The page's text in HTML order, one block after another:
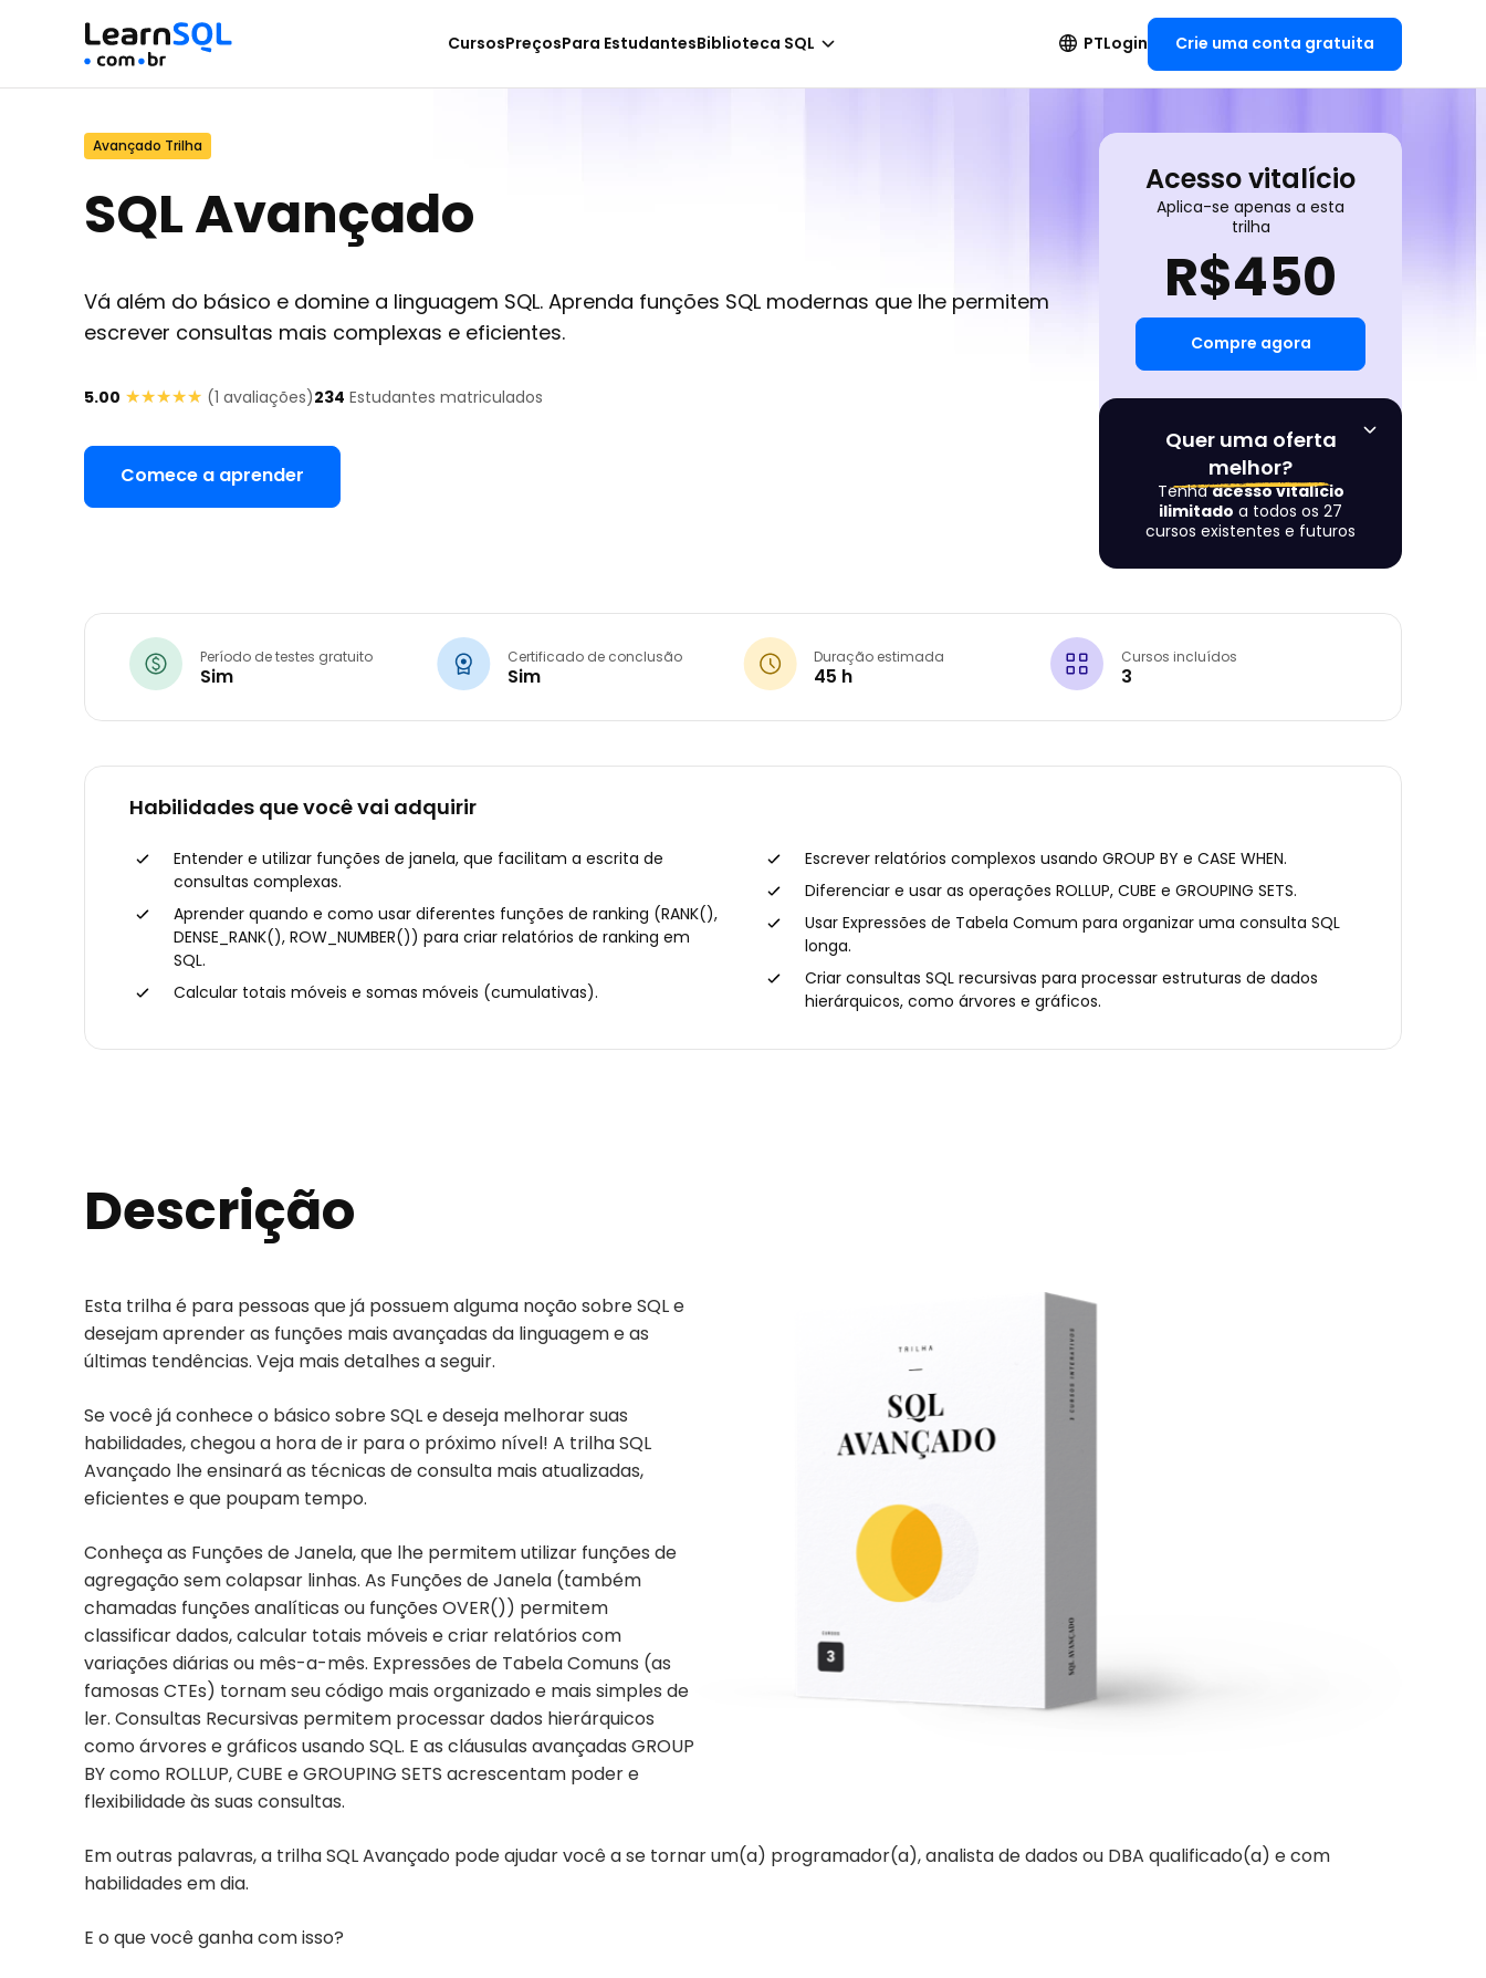
-Apenas NaN horas!
CursosPreçosPara EstudantesBiblioteca SQL PTLogin Crie uma conta gratuita
Avançado Trilha
SQL Avançado
Vá além do básico e domine a linguagem SQL. Aprenda funções SQL modernas que lhe permitem
escrever consultas mais complexas e eficientes.
5.00 ★★★★★
★★★★★ (1 avaliações)234 Estudantes matriculados
Comece a aprender
Acesso vitalício
Aplica-se apenas a esta
trilha
R$450
Compre agora
Quer uma oferta
melhor?
Tenhaacesso vitalício
ilimitado a todos os 27
cursos existentes e futuros
Período de testes gratuito
Sim
Certificado de conclusão
Sim
Duração estimada
45 h
Cursos incluídos
3
Habilidades que você vai adquirir
Entender e utilizar funções de janela, que facilitam a escrita de
consultas complexas.
Aprender quando e como usar diferentes funções de ranking (RANK(),
DENSE_RANK(), ROW_NUMBER()) para criar relatórios de ranking em
SQL.
Calcular totais móveis e somas móveis (cumulativas).
Escrever relatórios complexos usando GROUP BY e CASE WHEN.
Diferenciar e usar as operações ROLLUP, CUBE e GROUPING SETS.
Usar Expressões de Tabela Comum para organizar uma consulta SQL
longa.
Criar consultas SQL recursivas para processar estruturas de dados
hierárquicos, como árvores e gráficos.
Descrição
Esta trilha é para pessoas que já possuem alguma noção sobre SQL e
desejam aprender as funções mais avançadas da linguagem e as
últimas tendências. Veja mais detalhes a seguir.
Se você já conhece o básico sobre SQL e deseja melhorar suas
habilidades, chegou a hora de ir para o próximo nível! A trilha SQL
Avançado lhe ensinará as técnicas de consulta mais atualizadas,
eficientes e que poupam tempo.
Conheça as Funções de Janela, que lhe permitem utilizar funções de
agregação sem colapsar linhas. As Funções de Janela (também
chamadas funções analíticas ou funções OVER()) permitem
classificar dados, calcular totais móveis e criar relatórios com
variações diárias ou mês-a-mês. Expressões de Tabela Comuns (as
famosas CTEs) tornam seu código mais organizado e mais simples de
ler. Consultas Recursivas permitem processar dados hierárquicos
como árvores e gráficos usando SQL. E as cláusulas avançadas GROUP
BY como ROLLUP, CUBE e GROUPING SETS acrescentam poder e
flexibilidade às suas consultas.
Em outras palavras, a trilha SQL Avançado pode ajudar você a se tornar um(a) programador(a), analista de dados ou DBA qualificado(a) e com
habilidades em dia.
E o que você ganha com isso?